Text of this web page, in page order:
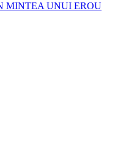
MINTEA UNUI EROU